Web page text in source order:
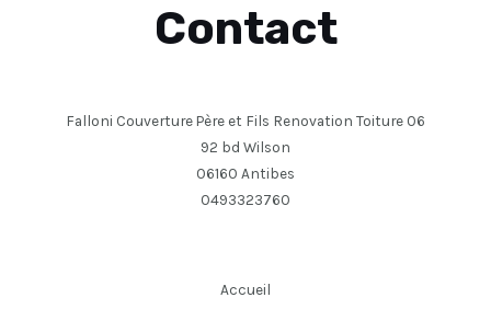
Contact
Falloni Couverture Père et Fils Renovation Toiture 06
92 bd Wilson
06160 Antibes
0493323760
Accueil